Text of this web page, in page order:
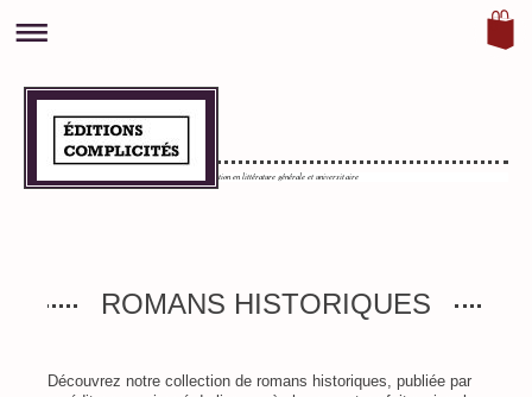
Maison d'édition en littérature générale et universitaire
ROMANS HISTORIQUES
Découvrez notre collection de romans historiques, publiée par